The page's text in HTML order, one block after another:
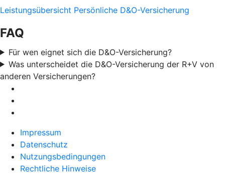
Leistungsübersicht Persönliche D&O-Versicherung
FAQ
Für wen eignet sich die D&O-Versicherung?
Was unterscheidet die D&O-Versicherung der R+V von
anderen Versicherungen?
Impressum
Datenschutz
Nutzungsbedingungen
Rechtliche Hinweise